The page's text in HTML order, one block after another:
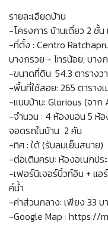
รายละเอียดบ้าน
-โครงการ บ้านเดี่ยว 2 ชั้
-ที่ตั้ง : Centro
บางกรวย - ไทรน้อย, บาง
-ขนาดที่ดิน: 54.3 ตารางวา
-พื้นที่ใช้สอย: 265 ตาราง
-แบบบ้าน: Glorious (จาก
-จำนวน : 4 ห้องนอน 5 ห้อ
จอดรถในบ้าน 2 คัน
-ทิศ : ใต้ (รับลมเย็นสบาย)
-ต่อเติมครบ: ห้องอเนกปร
-เฟอร์นิเจอร์บิ้วท์อิน + แอ
ค์น้ำ
-ค่าส่วนกลาง: เพียง 33 บ
-Google Map : https://